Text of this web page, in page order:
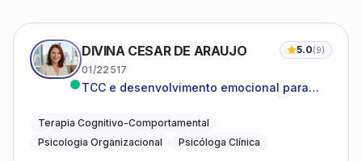
DIVINA CESAR DE ARAUJO 5.0(9)
01/22517
TCC e desenvolvimento emocional para
Terapia Cognitivo-Comportamental
Psicologia Organizacional
Psicóloga Clínica